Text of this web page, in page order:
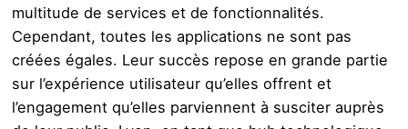
multitude de services et de fonctionnalités.
Cependant, toutes les applications ne sont pas
créées égales. Leur succès repose en grande partie
sur l’expérience utilisateur qu’elles offrent et
l’engagement qu’elles parviennent à susciter auprès